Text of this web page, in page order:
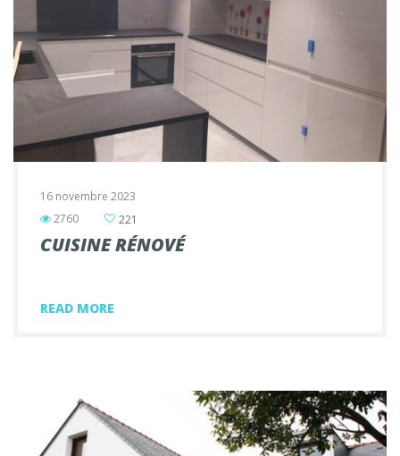
16 novembre 2023
2760
221
CUISINE RÉNOVÉ
READ MORE